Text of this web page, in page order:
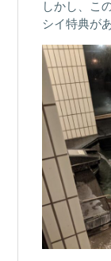
しかし、こ
シイ特典が